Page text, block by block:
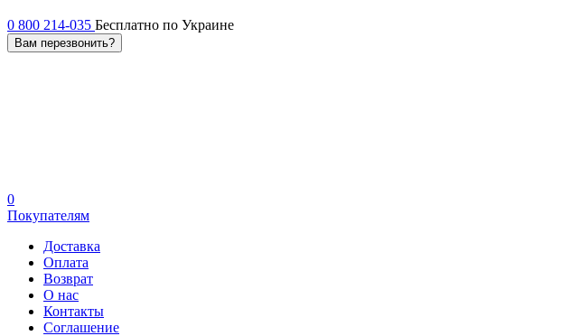
0 800 214-035 Бесплатно по Украине
Вам перезвонить?
0
Покупателям
Доставка
Оплата
Возврат
О нас
Контакты
Соглашение